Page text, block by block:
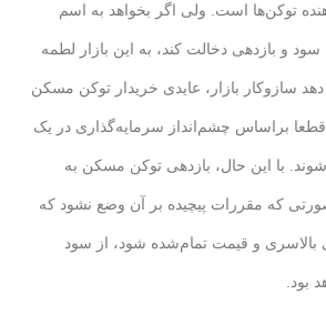
توکن‌ها است. ولی اگر بخواهد به اسم
و بازدهی دخالت کند، به این بازار لطمه
سازوکار بازار، عایدی خریدار توکن مسکن
قطعا براساس چشم‌انداز سرمایه‌گذاری در یک
با این حال، بازدهی توکن مسکن به
که مقررات پیچیده بر آن وضع نشود که
بالاسری و قیمت تمام‌شده شود، از سود
بود.